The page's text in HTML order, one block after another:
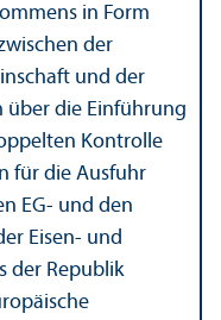
in Form
der
und der
über die Einführung
Kontrolle
für die Ausfuhr
EG- und den
Eisen- und
der Republik